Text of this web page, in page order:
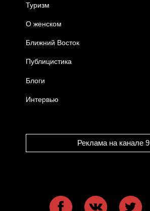
Туризм
О женском
Ближний Восток
Публицистика
Блоги
Интервью
Реклама на канале 9